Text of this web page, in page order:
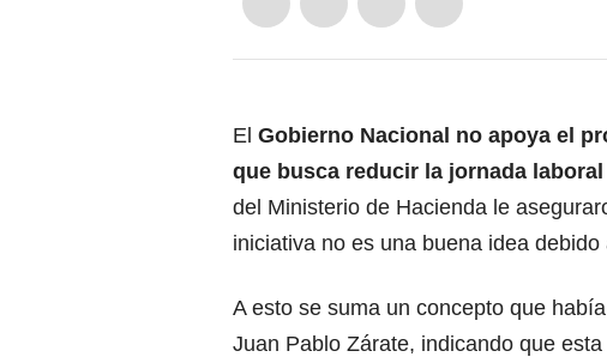
El Gobierno Nacional no apoya el
que busca reducir la jornada
del Ministerio de Hacienda le
iniciativa no es una buena idea
A esto se suma un concepto que
Juan Pablo Zárate, indicando que